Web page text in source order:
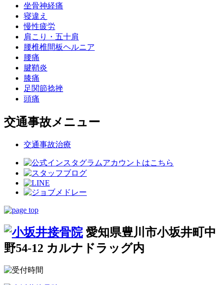
坐骨神経痛
寝違え
慢性疲労
肩こり・五十肩
腰椎椎間板ヘルニア
腰痛
腱鞘炎
膝痛
足関節捻挫
頭痛
交通事故メニュー
交通事故治療
愛知県豊川市小坂井町中
野54-12 カルナドラッグ内